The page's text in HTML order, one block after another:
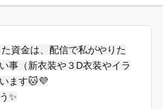
資金は、配信で私がやりた
事（新衣装や３D衣装やイラ
ます🐱💜
✨